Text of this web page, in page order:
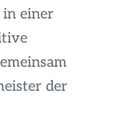
in einer
der